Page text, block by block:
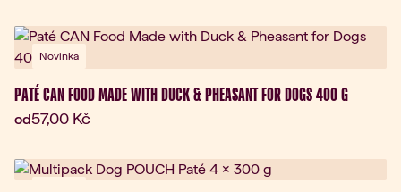
Novinka
PATÉ CAN FOOD MADE WITH DUCK & PHEASANT FOR DOGS 400 G
odAktuální cena:
57,00 Kč